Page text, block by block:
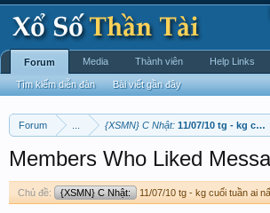
Forum {XSMN} C Nhật: 11/07/10 tg - kg
Members Who Liked
Chủ đề: {XSMN} C Nhật: 11/07/10 tg - kg cuối tuần ai
Forum
Tìm kiếm diễn đàn Bài viết gần đây
Media Thành viên Help Links